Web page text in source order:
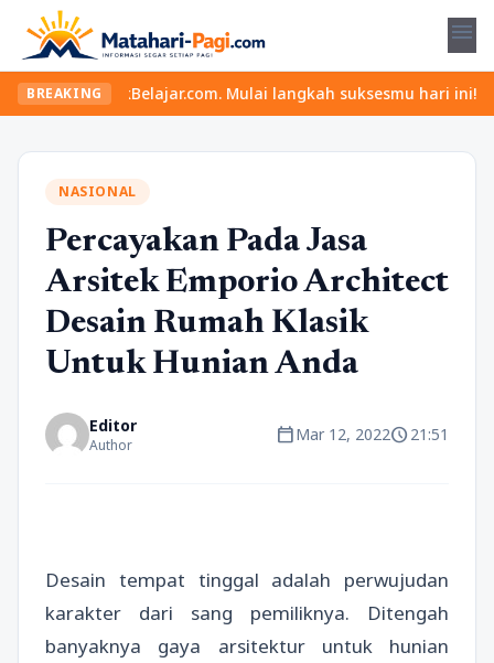
menu
BREAKING
di YukBelajar.com. Mulai langkah suksesmu hari ini! •
NASIONAL
Percayakan Pada Jasa
Arsitek Emporio Architect
Desain Rumah Klasik
Untuk Hunian Anda
Editor
Author calendar_todayMar 12, 2022schedule21:51
Desain tempat tinggal adalah perwujudan
karakter dari sang pemiliknya. Ditengah
banyaknya gaya arsitektur untuk hunian